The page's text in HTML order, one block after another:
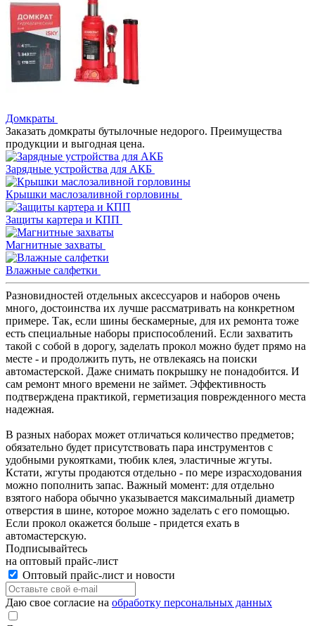
Домкраты
Заказать домкраты бутылочные недорого. Преимущества
продукции и выгодная цена.
Зарядные устройства для АКБ
Крышки маслозаливной горловины
Защиты картера и КПП
Магнитные захваты
Влажные салфетки
Разновидностей отдельных аксессуаров и наборов очень
много, достоинства их лучше рассматривать на конкретном
примере. Так, если шины бескамерные, для их ремонта тоже
есть специальные наборы приспособлений. Если захватить
такой с собой в дорогу, заделать прокол можно будет прямо на
месте - и продолжить путь, не отвлекаясь на поиски
автомастерской. Даже снимать покрышку не понадобится. И
сам ремонт много времени не займет. Эффективность
подтверждена практикой, герметизация поврежденного места
надежная.
В разных наборах может отличаться количество предметов;
обязательно будет присутствовать пара инструментов с
удобными рукоятками, тюбик клея, эластичные жгуты.
Кстати, жгуты продаются отдельно - по мере израсходования
можно пополнить запас. Важный момент: для отдельно
взятого набора обычно указывается максимальный диаметр
отверстия в шине, которое можно заделать с его помощью.
Если прокол окажется больше - придется ехать в
автомастерскую.
Подписывайтесь
на оптовый прайс-лист
Оптовый прайс-лист и новости
Даю свое согласие на обработку персональных данных